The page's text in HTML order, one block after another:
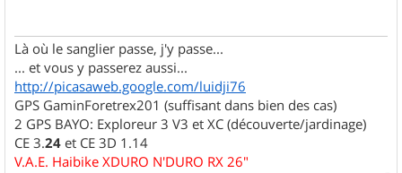
Là où le sanglier passe, j'y passe...
... et vous y passerez aussi...
http://picasaweb.google.com/luidji76
GPS GaminForetrex201 (suffisant dans bien des cas)
2 GPS BAYO: Exploreur 3 V3 et XC (découverte/jardinage)
CE 3.24 et CE 3D 1.14
V.A.E. Haibike XDURO N'DURO RX 26"